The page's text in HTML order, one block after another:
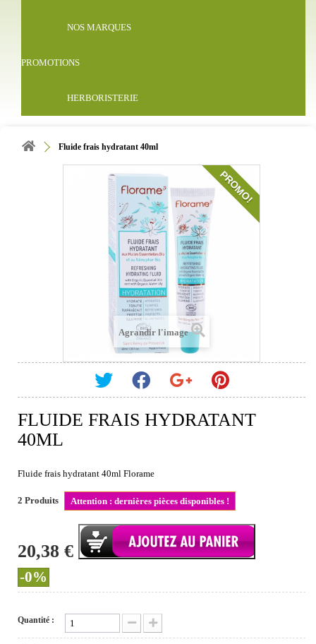
NOS MARQUES
PROMOTIONS
HERBORISTERIE
Fluide frais hydratant 40ml
PROMO!
Agrandir l'image
FLUIDE FRAIS HYDRATANT
40ML
Fluide frais hydratant 40ml Florame
2 Produits Attention : dernières pièces disponibles !
20,38 €
-0%
Quantité :